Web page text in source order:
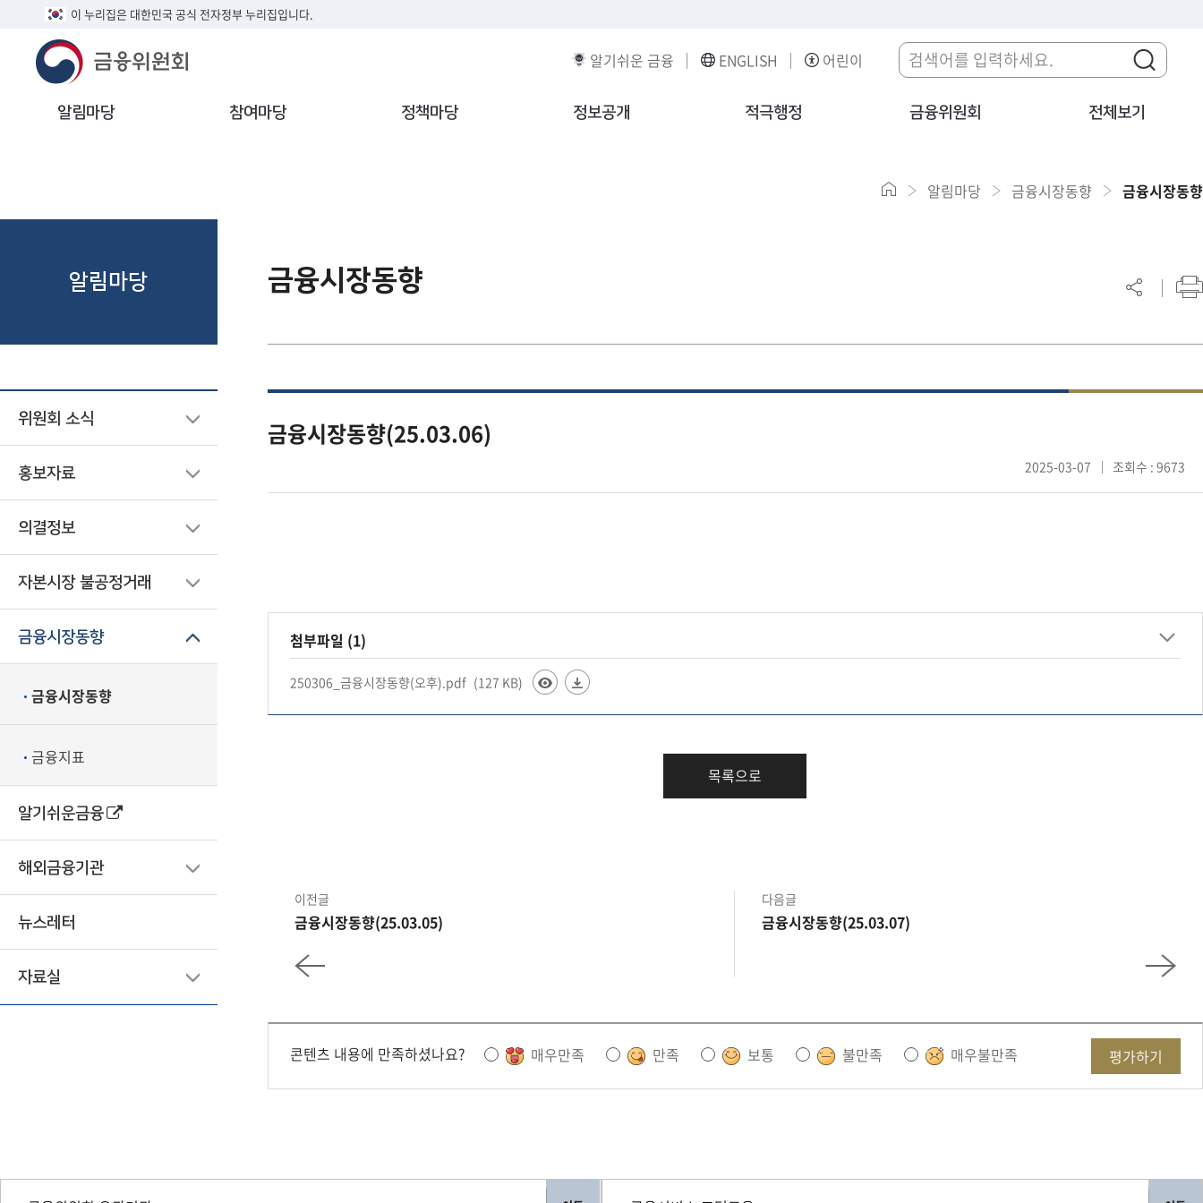
이 누리집은 대한민국 공식 전자정부 누리집입니다.
알기쉬운 금융 ENGLISH 어린이
알림마당 참여마당 정책마당 정보공개 적극행정 금융위원회 전체보기
알림마당
위원회 소식
홍보자료
의결정보
자본시장 불공정거래
금융시장동향
금융시장동향
금융지표
알기쉬운금융
해외금융기관
뉴스레터
자료실
알림마당 금융시장동향 금융시장동향
금융시장동향
금융시장동향(25.03.06)
2025-03-07 조회수 : 9673
첨부파일 (1)
250306_금융시장동향(오후).pdf (127 KB)
목록으로
이전글
금융시장동향(25.03.05)
다음글
금융시장동향(25.03.07)
콘텐츠 내용에 만족하셨나요? 매우만족 만족 보통 불만족 매우불만족 평가하기